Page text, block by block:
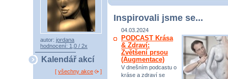
autor: jordana
hodnocení: 1,0 / 2x
Kalendář akcí
[ všechny akce ]
Inspirovali jsme se...
04.03.2024
PODCAST Krása
& Zdraví:
Zvětšení prsou
(Augmentace)
V dnešním podcastu o
kráse a zdraví se